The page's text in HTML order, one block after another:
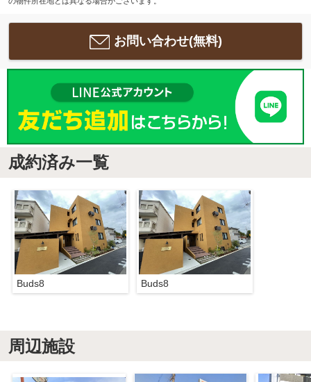
お問い合わせ(無料)
成約済み一覧
Buds8 Buds8
周辺施設